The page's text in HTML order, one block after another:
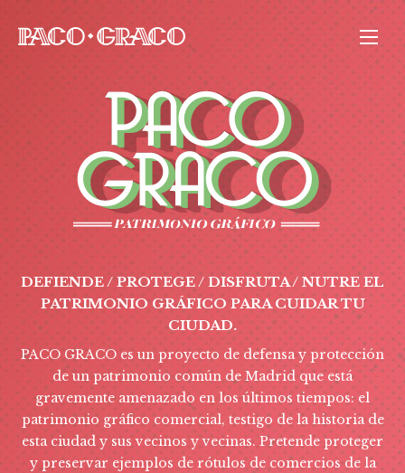
DEFIENDE / PROTEGE / DISFRUTA / NUTRE EL
PATRIMONIO GRÁFICO PARA CUIDAR TU
CIUDAD.
PACO GRACO es un proyecto de defensa y protección
de un patrimonio común de Madrid que está
gravemente amenazado en los últimos tiempos: el
patrimonio gráfico comercial, testigo de la historia de
esta ciudad y sus vecinos y vecinas. Pretende proteger
y preservar ejemplos de rótulos de comercios de la